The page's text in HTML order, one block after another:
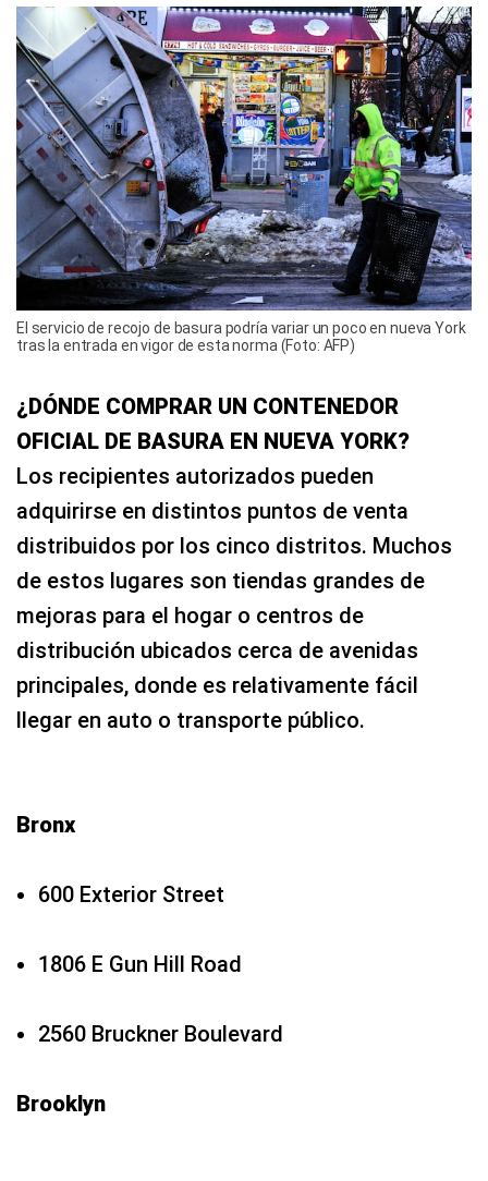
El servicio de recojo de basura podría variar un poco en nueva York
tras la entrada en vigor de esta norma (Foto: AFP)
¿DÓNDE COMPRAR UN CONTENEDOR
OFICIAL DE BASURA EN NUEVA YORK?
Los recipientes autorizados pueden
adquirirse en distintos puntos de venta
distribuidos por los cinco distritos. Muchos
de estos lugares son tiendas grandes de
mejoras para el hogar o centros de
distribución ubicados cerca de avenidas
principales, donde es relativamente fácil
llegar en auto o transporte público.
Bronx
600 Exterior Street
1806 E Gun Hill Road
2560 Bruckner Boulevard
Brooklyn